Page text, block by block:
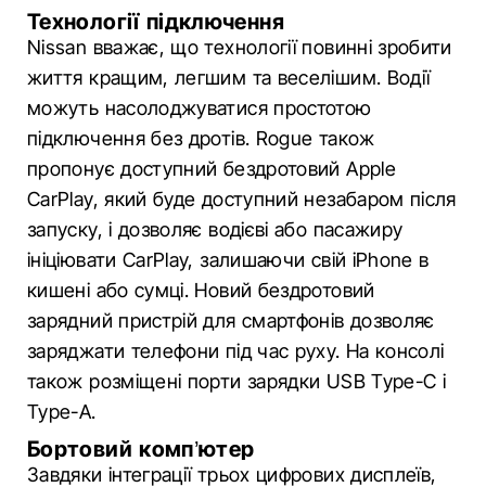
Технології підключення
Nissan вважає, що технології повинні зробити
життя кращим, легшим та веселішим. Водії
можуть насолоджуватися простотою
підключення без дротів. Rogue також
пропонує доступний бездротовий Apple
CarPlay, який буде доступний незабаром після
запуску, і дозволяє водієві або пасажиру
ініціювати CarPlay, залишаючи свій iPhone в
кишені або сумці. Новий бездротовий
зарядний пристрій для смартфонів дозволяє
заряджати телефони під час руху. На консолі
також розміщені порти зарядки USB Type-C і
Type-A.
Бортовий комп’ютер
Завдяки інтеграції трьох цифрових дисплеїв,